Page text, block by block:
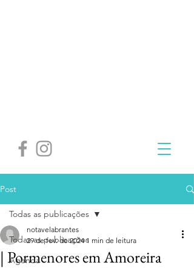
Post
Todas as publicações
Agenda
Todas as publicações
| Pormenores em Amoreira
notavelabrantes
29 de fev. de 2024 1 min de leitura